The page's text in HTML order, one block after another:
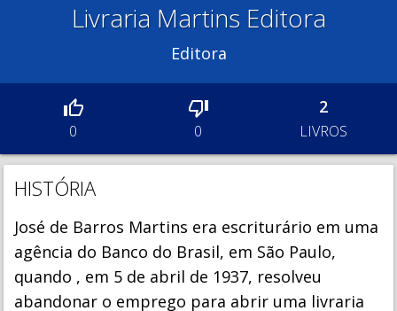
Livraria Martins Editora
Editora
0 0
2
LIVROS
HISTÓRIA
José de Barros Martins era escriturário em uma
agência do Banco do Brasil, em São Paulo,
quando , em 5 de abril de 1937, resolveu
abandonar o emprego para abrir uma livraria